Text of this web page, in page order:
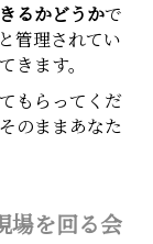
るかどうかで
管理されてい
きます。
もらってくだ
のままあなた
場を回る会